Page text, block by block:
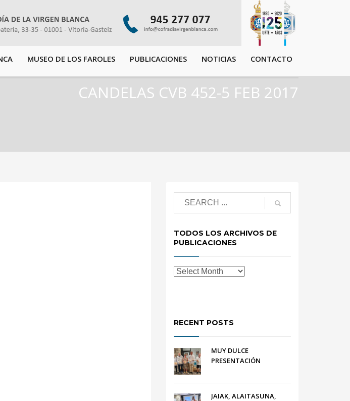
MUSEO DE LOS FAROLES PUBLICACIONES NOTICIAS CONTACTO
CANDELAS CVB 452-5 FEB 2017
TODOS LOS ARCHIVOS DE
PUBLICACIONES
RECENT POSTS
MUY DULCE
PRESENTACIÓN
JAIAK, ALAITASUNA,